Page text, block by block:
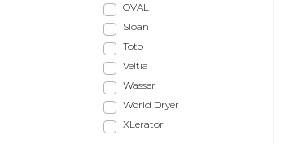
OVAL
Sloan
Toto
Veltia
Wasser
World Dryer
XLerator